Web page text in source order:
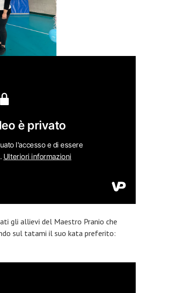
gli allievi del Maestro Pranio che
sul tatami il suo kata preferito: